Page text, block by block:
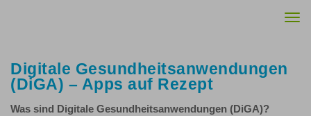
Digitale Gesundheitsanwendungen
(DiGA) – Apps auf Rezept
Was sind Digitale Gesundheitsanwendungen (DiGA)?